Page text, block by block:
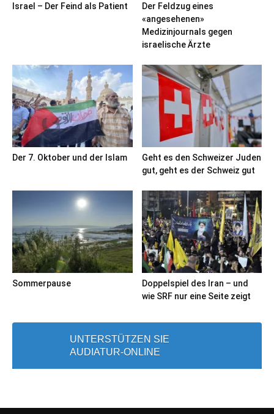
Israel – Der Feind als Patient
Der Feldzug eines
«angesehenen»
Medizinjournals gegen
israelische Ärzte
Der 7. Oktober und der Islam
Geht es den Schweizer Juden
gut, geht es der Schweiz gut
Sommerpause
Doppelspiel des Iran – und
wie SRF nur eine Seite zeigt
UNTERSTÜTZEN SIE
AUDIATUR-ONLINE